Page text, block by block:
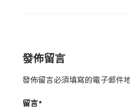
發佈留言
發佈留言必須填寫的電子郵件
留言*